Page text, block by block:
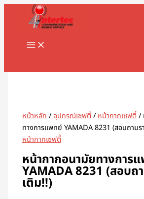
Skip
MAIN
MENU
หน้าหลัก/อุปกรณ์เซฟตี้/หน้ากากเซฟตี้/
ทางการแพทย์ YAMADA 8231 (สอบถามร
หน้ากากเซฟตี้
หน้ากากอนามัยทางการ
YAMADA 8231 (สอบถ
เติม!!)